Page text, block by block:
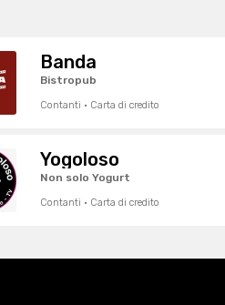
Banda
Bistropub
Contanti · Carta di credito
Yogoloso
Non solo Yogurt
Contanti · Carta di credito